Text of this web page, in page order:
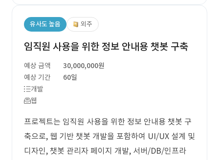
유사도 높음 외주
임직원 사용을 위한 정보 안내용 챗봇 구축
예상 금액
30,000,000원
예상 기간
60일
개발
웹
프로젝트는 임직원 사용을 위한 정보 안내용 챗봇 구
축으로, 웹 기반 챗봇 개발을 포함하여 UI/UX 설계 및
디자인, 챗봇 관리자 페이지 개발, 서버/DB/인프라